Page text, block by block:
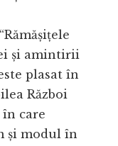
și amintirii
plasat în
Război
care
și modul în